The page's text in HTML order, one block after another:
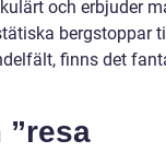
och erbjuder
bergstoppar
finns det
”resa